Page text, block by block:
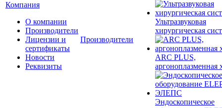
Компания
О компании
Производители
Лицензии и
сертификаты
Новости
Реквизиты
Производители
Ультразвуковая
хирургическая
ARC PLUS,
аргоноплазменная
Эндоскопическое